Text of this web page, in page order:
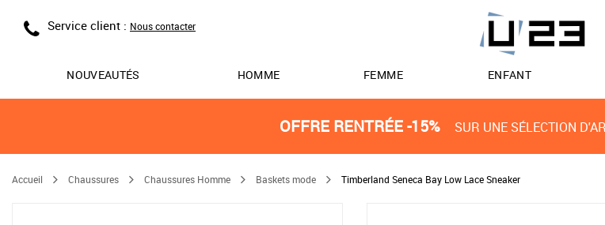
Service client : Nous contacter
NOUVEAUTÉS HOMME FEMME ENFANT
OFFRE RENTRÉE -15% SUR UNE SÉLECTION
Accueil Chaussures Chaussures Homme Baskets mode Timberland Seneca Bay Low Lace Sneaker